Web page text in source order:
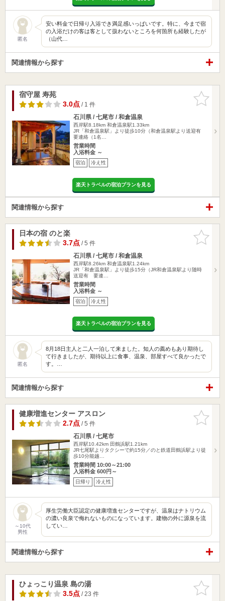
匿名
安い料金で日帰り入浴でき満足感いっぱいです。特に、今まで宿
の入浴だけの客は客として扱わないところを何箇所も経験したが
（山代…
関連情報から探す
お気に入
りに追加
宿守屋 寿苑
3.0点/ 1 件
石川県 / 七尾市 / 和倉温泉
西岸駅8.18km 和倉温泉駅1.33km
JR「和倉温泉駅」より徒歩10分（和倉温泉駅より送迎有
要連絡（1名…
営業時間
入浴料金 ～
宿泊 冷え性
楽天トラベルの宿泊プランを見る
関連情報から探す
お気に入
りに追加
日本の宿 のと楽
3.7点/ 5 件
石川県 / 七尾市 / 和倉温泉
西岸駅8.26km 和倉温泉駅1.24km
JR「和倉温泉駅」より徒歩15分（JR和倉温泉駅より随時
送迎有 要連…
営業時間
入浴料金 ～
宿泊 冷え性
楽天トラベルの宿泊プランを見る
匿名
8月18日主人と二人一泊して来ました。知人の薦めもあり期待し
て行きましたが、期待以上に食事、温泉、部屋すべて良かったで
す。…
関連情報から探す
お気に入
りに追加
健康増進センター アスロン
2.7点/ 5 件
石川県 / 七尾市
西岸駅10.42km 田鶴浜駅1.21km
JR七尾駅よりタクシーで約15分／のと鉄道田鶴浜駅より徒
歩10分能越…
営業時間 10:00～21:00
入浴料金 600円～
日帰り 冷え性
～10代
男性
厚生労働大臣認定の健康増進センターですが、温泉はナトリウム
の濃い良泉で侮れないものになっています。建物の外に源泉を流
してい…
関連情報から探す
お気に入
りに追加
ひょっこり温泉 島の湯
3.5点/ 23 件